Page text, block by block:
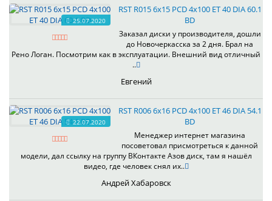
25.07.2020
RST R015 6x15 PCD 4x100 ET 40 DIA 60.1
BD
Заказал диски у производителя, дошли
до Новочеркасска за 2 дня. Брал на
Рено Логан. Посмотрим как в эксплуатации. Внешний вид отличный
..
Евгений
22.07.2020
RST R006 6x16 PCD 4x100 ET 46 DIA 54.1
BD
Менеджер интернет магазина
посоветовал присмотреться к данной
модели, дал ссылку на группу ВКонтакте Азов диск, там я нашёл
видео, где человек снял их..
Андрей Хабаровск